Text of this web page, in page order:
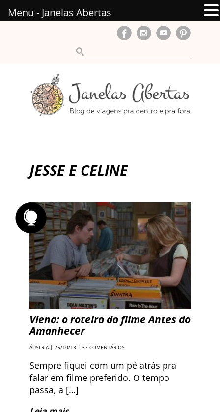
JESSE E CELINE
Viena: o roteiro do filme Antes do
Amanhecer
ÁUSTRIA| 25/10/13 | 37 COMENTÁRIOS
Sempre fiquei com um pé atrás pra
falar em filme preferido. O tempo
passa, a […]
Menu - Janelas Abertas